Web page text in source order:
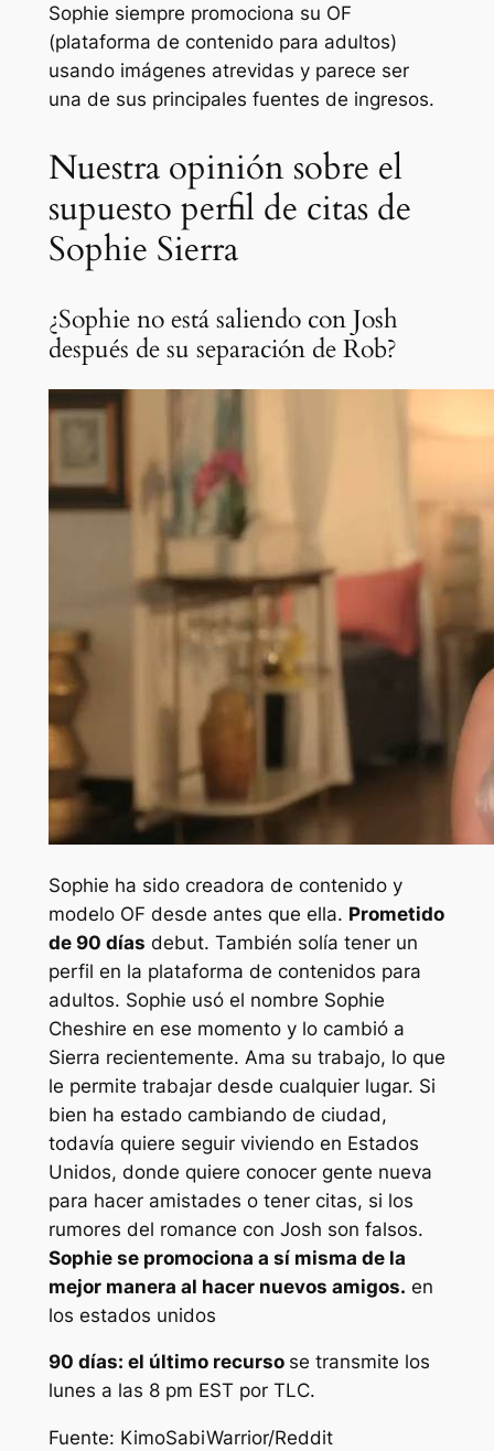
Sophie siempre promociona su OF
(plataforma de contenido para adultos)
usando imágenes atrevidas y parece ser
una de sus principales fuentes de ingresos.
Nuestra opinión sobre el
supuesto perfil de citas de
Sophie Sierra
¿Sophie no está saliendo con Josh
después de su separación de Rob?
Sophie ha sido creadora de contenido y
modelo OF desde antes que ella. Prometido
de 90 días debut. También solía tener un
perfil en la plataforma de contenidos para
adultos. Sophie usó el nombre Sophie
Cheshire en ese momento y lo cambió a
Sierra recientemente. Ama su trabajo, lo que
le permite trabajar desde cualquier lugar. Si
bien ha estado cambiando de ciudad,
todavía quiere seguir viviendo en Estados
Unidos, donde quiere conocer gente nueva
para hacer amistades o tener citas, si los
rumores del romance con Josh son falsos.
Sophie se promociona a sí misma de la
mejor manera al hacer nuevos amigos. en
los estados unidos
90 días: el último recurso se transmite los
lunes a las 8 pm EST por TLC.
Fuente: KimoSabiWarrior/Reddit